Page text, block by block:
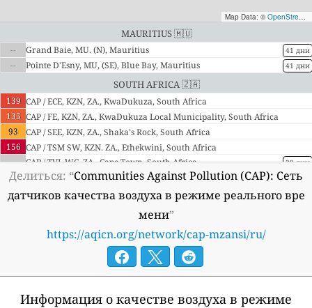
Map Data: © OpenStreetMap contributors
Mauritius 🇲🇺
-- 41 дни
Grand Baie, MU. (N), Mauritius
--
41 дни
Pointe D'Esny, MU, (SE), Blue Bay, Mauritius
South Africa 🇿🇦
139 CAP / ECE, KZN, ZA., KwaDukuza, South Africa
135 CAP / FE, KZN, ZA., KwaDukuza Local Municipality, South Africa
93
CAP / SEE, KZN, ZA., Shaka's Rock, South Africa
156 CAP / TSM SW, KZN. ZA., Ethekwini, South Africa
--
39 дни
CAP / TVI, WC, ZA., Cape Town, South Africa
142 CAP / UPS, KZN, ZA., Umhlali, South Africa
Zambia 🇿🇲
Zambia Outdoor Demo, Lusaka Province
Делиться: “Communities Against Pollution (CAP): Сеть
датчиков качества воздуха в режиме реального вре
мени”
https://aqicn.org/network/cap-mzansi/ru/
Информация о качестве воздуха в режиме